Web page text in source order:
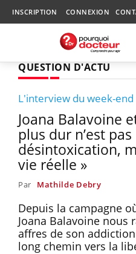
INSCRIPTION CONNEXION
QUESTION D'ACTU
L'interview du week-end
Joana Balavoine
plus dur n’est
désintoxication,
vie réelle »
Par Mathilde Debry
Depuis la campagne
Joana Balavoine nous
affres de son
long chemin vers la